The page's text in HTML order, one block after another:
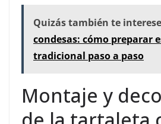
Quizás también te
condesas: cómo preparar
tradicional paso a paso
Montaje y